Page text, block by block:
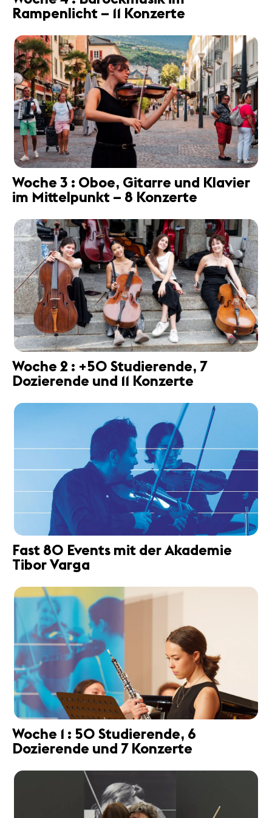
News
Konzerte
Freiwillige
Medien
Presse
Jobs
Über uns
Impressum
Kontakt
Rampenlicht – 11 Konzerte
Woche 3 : Oboe, Gitarre und Klavier
im Mittelpunkt – 8 Konzerte
Woche 2 : +50 Studierende, 7
Dozierende und 11 Konzerte
Fast 80 Events mit der Akademie
Tibor Varga
Woche 1 : 50 Studierende, 6
Dozierende und 7 Konzerte